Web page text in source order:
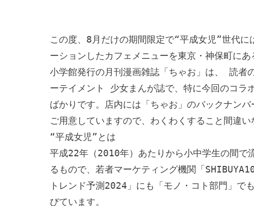
この度、8月だけの期間限定で“平成女児”世代
ーションしたカフェメニューを東京・神保町に
小学館発行の月刊漫画雑誌「ちゃお」は、 読者
ーテイメント 少女まんが誌で、特に今回のコラ
ばかりです。店内には「ちゃお」のバックナン
ご用意していますので、わくわくすること間違
“平成女児”とは
平成22年（2010年）あたりから小中学生の間で
るもので、若者マーケティング機関「
トレンド予測2024」にも「モノ・コト部門」
びています。